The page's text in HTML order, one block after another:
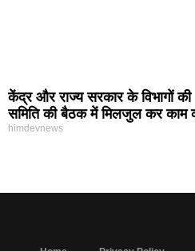
केंद्र और राज्य सरकार के विभागों
समिति की बैठक में मिलजुल कर काम
himdevnews